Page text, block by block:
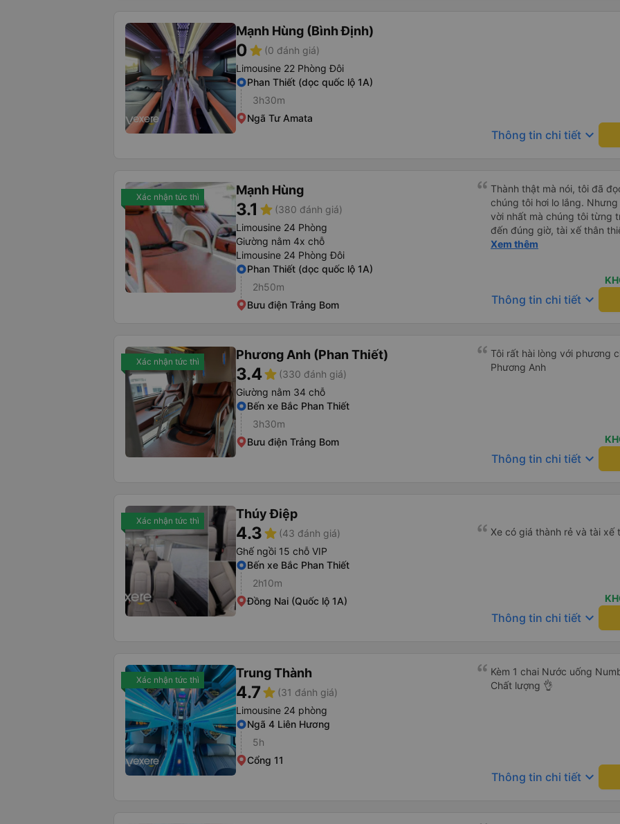
Mạnh Hùng (Bình Định)
0star (0 đánh giá)
Limousine 22 Phòng Đôi
Phan Thiết (dọc quốc lộ 1A)
3h30m
Ngã Tư Amata
Thông tin chi tiết keyboard_arrow_down
Xác nhận tức thì Mạnh Hùng
3.1 star (380 đánh giá)
Limousine 24 Phòng
Giường nằm 4x chỗ
Limousine 24 Phòng Đôi
Phan Thiết (dọc quốc lộ 1A)
2h50m
Bưu điện Trảng Bom
Thành thật mà nói, tôi đã
chúng tôi hơi lo lắng.
vời nhất mà chúng tôi từng
đến đúng giờ, tài xế thân
vẫn hơi xóc, nhưng đó là
Xem thêm
Thông tin chi tiết keyboard_arrow_down
Xác nhận tức thì Phương Anh (Phan Thiết)
3.4star (330 đánh giá)
Giường nằm 34 chỗ
Bến xe Bắc Phan Thiết
3h30m
Bưu điện Trảng Bom
Tôi rất hài lòng với phương
Phương Anh
Thông tin chi tiết keyboard_arrow_down
Xác nhận tức thì Thúy Điệp
4.3star (43 đánh giá)
Ghế ngồi 15 chỗ VIP
Bến xe Bắc Phan Thiết
2h10m
Đồng Nai (Quốc lộ 1A)
Xe có giá thành rẻ và tài xế
Thông tin chi tiết keyboard_arrow_down
Xác nhận tức thì Trung Thành
4.7star (31 đánh giá)
Limousine 24 phòng
Ngã 4 Liên Hương
5h
Cổng 11
Kèm 1 chai Nước uống
Chất lượng 👌
Thông tin chi tiết keyboard_arrow_down